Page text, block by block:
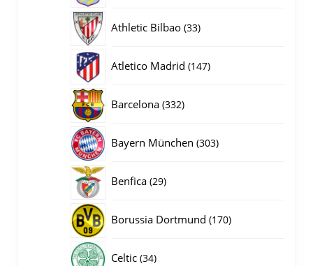
Athletic Bilbao 3333
Atletico Madrid 147147
Barcelona 332332
Bayern München 303303
Benfica 2929
Borussia Dortmund 170170
Celtic 3434